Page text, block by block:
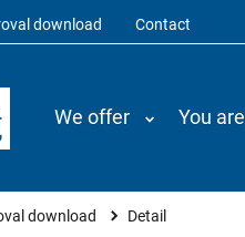
download Contact
We offer You are
download Detail